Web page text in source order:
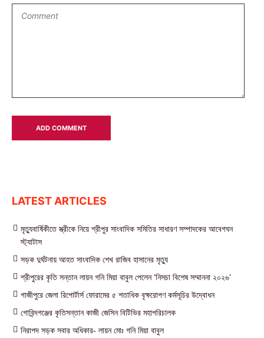
LATEST ARTICLES
মৃত্যুবার্ষিকীতে স্ত্রীকে নিয়ে শ্রীপুর সাংবাদিক সমিতির সাধারণ সম্পাদকের আবেগঘন
স্ট্যাটাস
সড়ক দুর্ঘটনায় আহত সাংবাদিক শেখ রাজিব হাসানের মৃত্যু
শ্রীপুরের কৃতি সন্তান লায়ন গনি মিয়া বাবুল পেলেন ‘নিসচা বিশেষ সম্মাননা ২০২৬’
গাজীপুরে জেলা রিপোর্টার্স ফোরামের ৫ শতাধিক বৃক্ষরোপণ কর্মসূচির উদ্বোধন
গোবিন্দগঞ্জের কৃতিসন্তান কাজী জেসিন বিটিভির মহাপরিচালক
নিরাপদ সড়ক সবার অধিকার- লায়ন মোঃ গনি মিয়া বাবুল